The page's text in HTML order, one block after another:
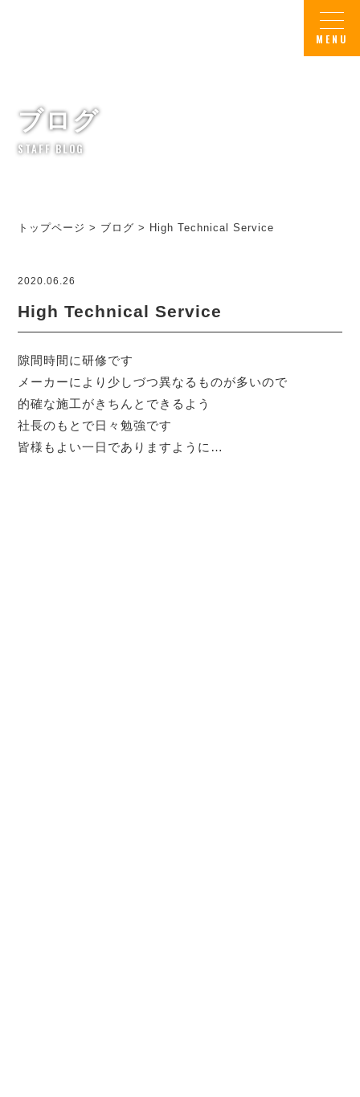
ブログ
STAFF BLOG
トップページ > ブログ > High Technical Service
2020.06.26
High Technical Service
隙間時間に研修です
メーカーにより少しづつ異なるものが多いので
的確な施工がきちんとできるよう
社長のもとで日々勉強です
皆様もよい一日でありますように…